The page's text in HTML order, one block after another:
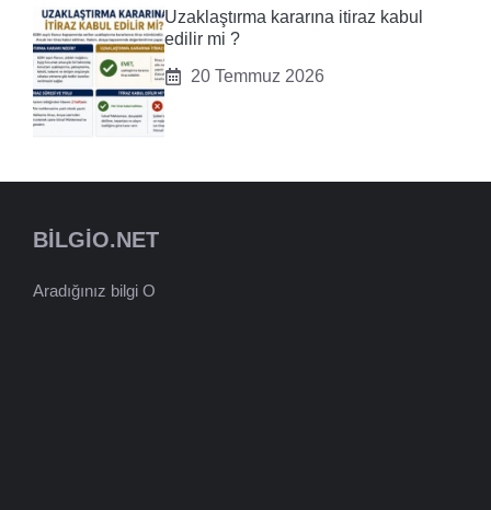
Uzaklaştırma kararına itiraz kabul
edilir mi ?
20 Temmuz 2026
BILGIO.NET
Aradığınız bilgi O